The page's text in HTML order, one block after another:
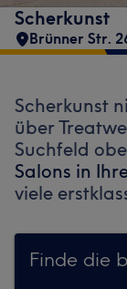
Scherkunst
Brünner Str.
Scherkunst
über
Suchfeld
Salons in
viele
Finde die